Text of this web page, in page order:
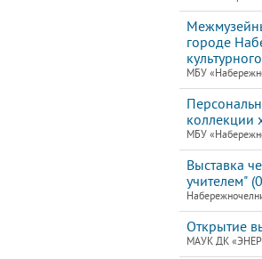
городе
МБУ
коллекции
МБУ
Выставка
учителем"
Открытие
МАУК ДК